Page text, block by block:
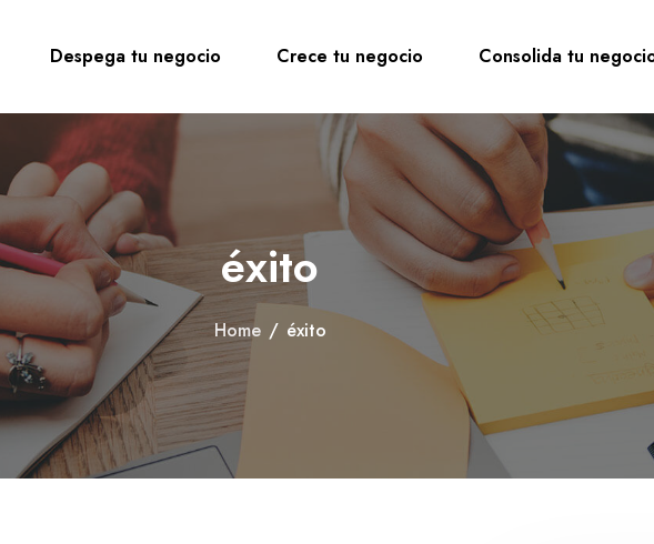
Despega tu negocio Crece tu negocio Consolida tu
éxito
Home / éxito